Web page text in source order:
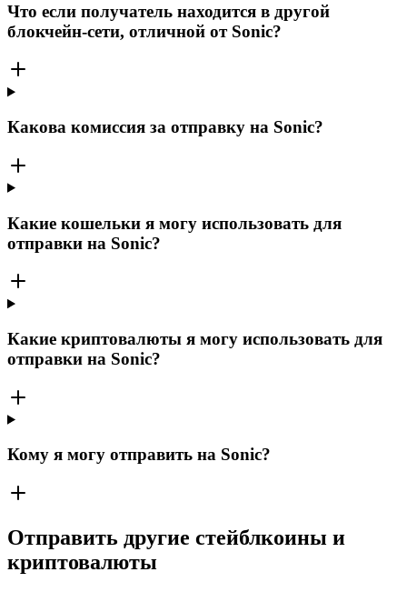
Что если получатель находится в другой
блокчейн-сети, отличной от Sonic?
Какова комиссия за отправку на Sonic?
Какие кошельки я могу использовать для
отправки на Sonic?
Какие криптовалюты я могу использовать для
отправки на Sonic?
Кому я могу отправить на Sonic?
Отправить другие стейблкоины и
криптовалюты